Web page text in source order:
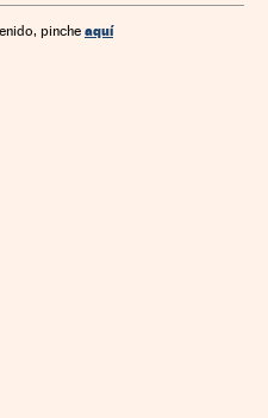
pinche aquí